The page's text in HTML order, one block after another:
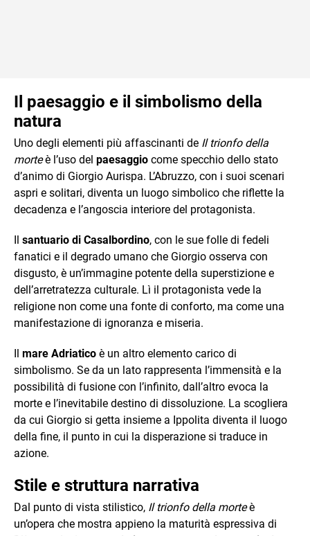
Il paesaggio e il simbolismo della
natura
Uno degli elementi più affascinanti de Il trionfo della
morteè l’uso del paesaggio come specchio dello stato
d’animo di Giorgio Aurispa. L’Abruzzo, con i suoi scenari
aspri e solitari, diventa un luogo simbolico che riflette la
decadenza e l’angoscia interiore del protagonista.
Il santuario di Casalbordino, con le sue folle di fedeli
fanatici e il degrado umano che Giorgio osserva con
disgusto, è un’immagine potente della superstizione e
dell’arretratezza culturale. Lì il protagonista vede la
religione non come una fonte di conforto, ma come una
manifestazione di ignoranza e miseria.
Il mare Adriatico è un altro elemento carico di
simbolismo. Se da un lato rappresenta l’immensità e la
possibilità di fusione con l’infinito, dall’altro evoca la
morte e l’inevitabile destino di dissoluzione. La scogliera
da cui Giorgio si getta insieme a Ippolita diventa il luogo
della fine, il punto in cui la disperazione si traduce in
azione.
Stile e struttura narrativa
Dal punto di vista stilistico, Il trionfo della morteè
un’opera che mostra appieno la maturità espressiva di